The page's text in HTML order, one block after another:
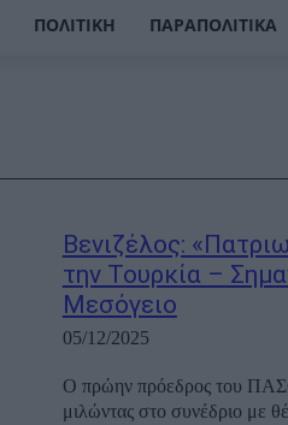
ΠΟΛΙΤΙΚΉ ΠΑΡΑΠΟΛΙΤΙΚΆ
Βενιζέλος:
την Τουρκία –
Μεσόγειο
05/12/2025
Ο πρώην πρόεδρος του
μιλώντας στο συνέδριο με